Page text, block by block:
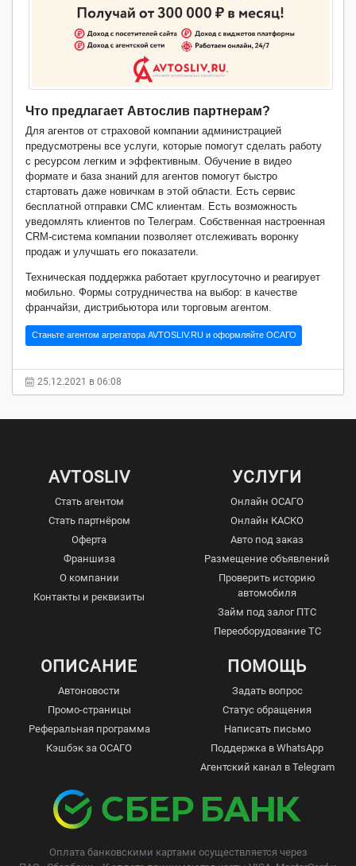
Что предлагает Автослив партнерам?
Для агентов от страховой компании администрацией
предусмотрены все услуги, которые помогут сделать работу
с ресурсом легким и эффективным. Обучение в видео
формате и база знаний для агентов помогут быстро
стартовать даже новичкам в этой области. Есть сервис
бесплатной отправки СМС клиентам. Есть возможность
уведомлять клиентов по Телеграм. Собственная настроенная
CRM-система компании позволяет отслеживать воронку
продаж и улучшать его показатели.
Техническая поддержка работает круглосуточно и реагирует
мобильно. Формы сотрудничества на выбор: в качестве
франчайзи, дистрибьютора или торговым агентом.
Станьте агентом агрегатора AVTOSLIV.RU и оформляйте ОСАГО
25.12.2021 в 06:08
AVTOSLIV
Стать агентом
Стать партнёром
Оферта
Франшиза
О компании
Контакты и реквизиты
УСЛУГИ
Онлайн ОСАГО
Онлайн КАСКО
Авто под заказ
Размещение объявлений
Проверить историю
автомобиля
Займ под залог ПТС
Переоборудование ТС
ОПИСАНИЕ
Автоновости
Промо-страницы
Реферальная программа
Кэшбэк за ОСАГО
ПОМОЩЬ
Задать вопрос
Статус обращения
Написать письмо
Поддержка в WhatsApp
Агентский канал в Telegram
Оплата банковскими картами осуществляется через